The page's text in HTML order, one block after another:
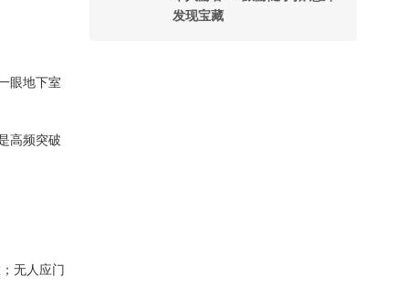
眼地下室
高频突破
无人应门
发现宝藏